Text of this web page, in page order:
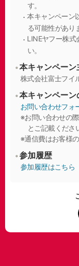
す。
本キャンペーン
る可能性があり
LINEヤフー株式
い。
本キャンペーン
株式会社富士フイ
本キャンペー
お問い合わせフォ
お問い合わせの
とご記載くださ
通信費はお客様
参加履歴
参加履歴はこちら